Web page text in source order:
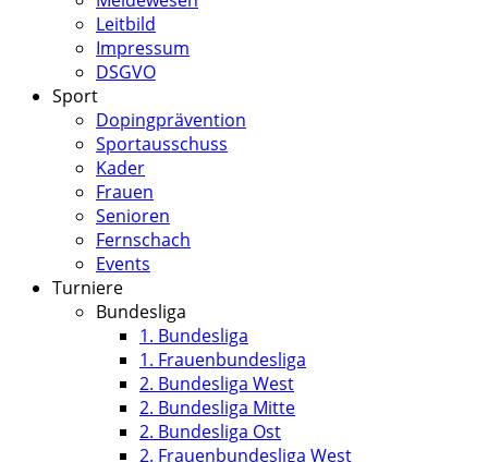
Leitbild
Impressum
DSGVO
Sport
Dopingprävention
Sportausschuss
Kader
Frauen
Senioren
Fernschach
Events
Turniere
Bundesliga
1. Bundesliga
1. Frauenbundesliga
2. Bundesliga West
2. Bundesliga Mitte
2. Bundesliga Ost
2. Frauenbundesliga West